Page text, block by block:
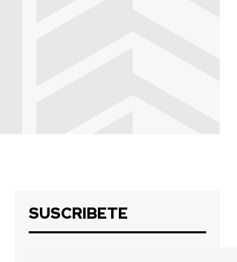
SUSCRIBETE